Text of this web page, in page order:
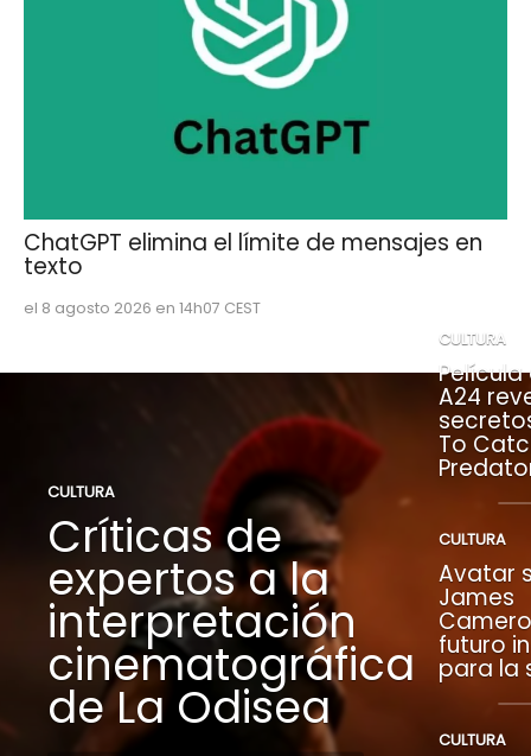
ChatGPT elimina el límite de mensajes en
texto
el 8 agosto 2026 en 14h07 CEST
CULTURA
Críticas de
expertos a la
interpretación
cinematográfica
de La Odisea
CULTURA
Película
A24
To
CULTURA
Avatar
James
futuro
para la
CULTURA